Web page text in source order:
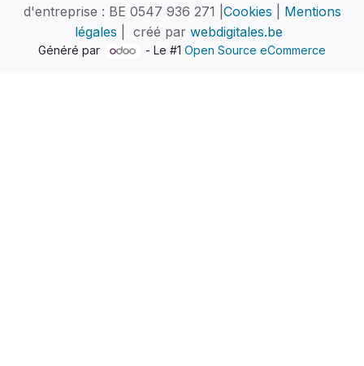
d'entreprise : BE 0547 936 271 | Cookies
Mentions
légales | créé par webdigitales.be
Généré par - Le #1Open Source eCommerce